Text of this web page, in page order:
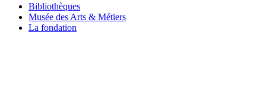
Bibliothèques
Musée des Arts & Métiers
La fondation